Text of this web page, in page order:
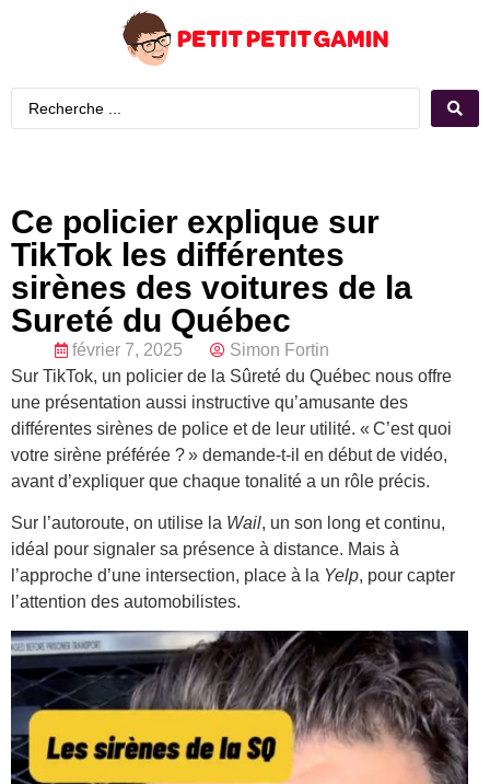
Ce policier explique sur
TikTok les différentes
sirènes des voitures de la
Sureté du Québec
février 7, 2025
Simon Fortin
Sur TikTok, un policier de la Sûreté du Québec nous offre
une présentation aussi instructive qu’amusante des
différentes sirènes de police et de leur utilité. « C’est quoi
votre sirène préférée ? » demande-t-il en début de vidéo,
avant d’expliquer que chaque tonalité a un rôle précis.
Sur l’autoroute, on utilise la Wail, un son long et continu,
idéal pour signaler sa présence à distance. Mais à
l’approche d’une intersection, place à la Yelp, pour capter
l’attention des automobilistes.